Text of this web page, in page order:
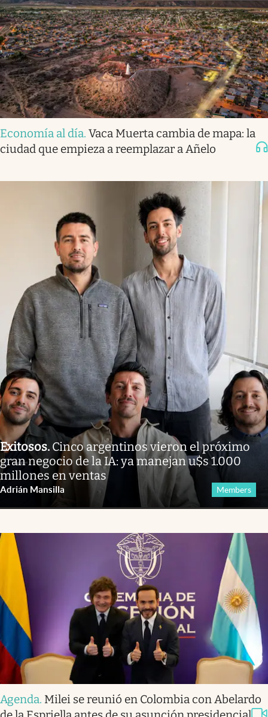
Economía al día. Vaca Muerta cambia de mapa: la
ciudad que empieza a reemplazar a Añelo
Exitosos. Cinco argentinos vieron el próximo
gran negocio de la IA: ya manejan u$s 1.000
millones en ventas
Adrián Mansilla Members
Agenda. Milei se reunió en Colombia con Abelardo